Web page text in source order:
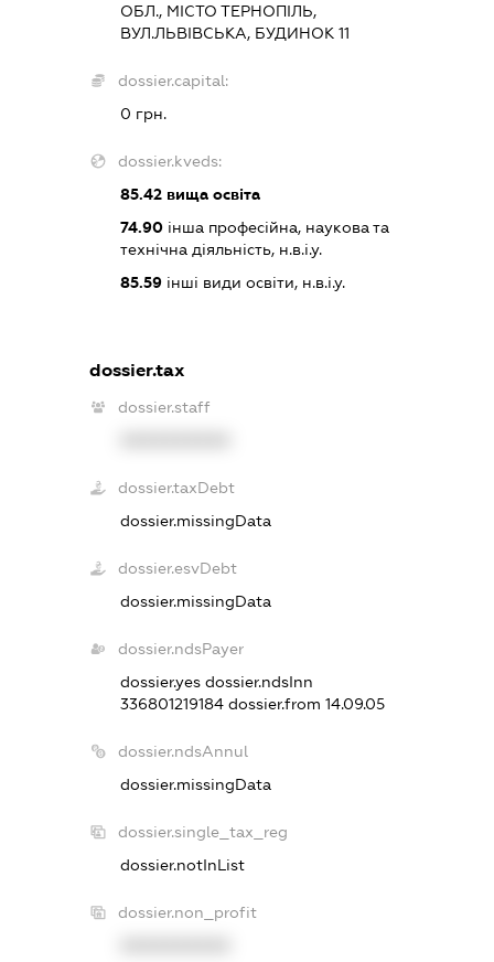
ОБЛ., МІСТО ТЕРНОПІЛЬ,
ВУЛ.ЛЬВІВСЬКА, БУДИНОК 11
dossier.capital:
0 грн.
dossier.kveds:
85.42вища освіта
74.90інша професійна, наукова та
технічна діяльність, н.в.і.у.
85.59інші види освіти, н.в.і.у.
dossier.tax
dossier.staff
dossier.taxDebt
dossier.missingData
dossier.esvDebt
dossier.missingData
dossier.ndsPayer
dossier.yes dossier.ndsInn
336801219184 dossier.from 14.09.05
dossier.ndsAnnul
dossier.missingData
dossier.single_tax_reg
dossier.notInList
dossier.non_profit